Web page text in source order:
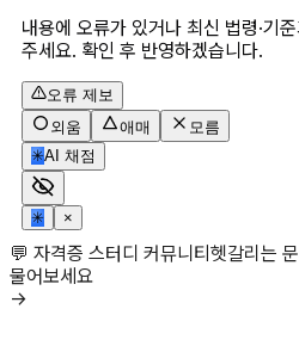
내용에 오류가 있거나 최신 법령·기
주세요. 확인 후 반영하겠습니다.
오류 제보
외움
애매
모름
✳AI 채점
✳ ×
💬 자격증 스터디 커뮤니티헷갈리는
물어보세요
→